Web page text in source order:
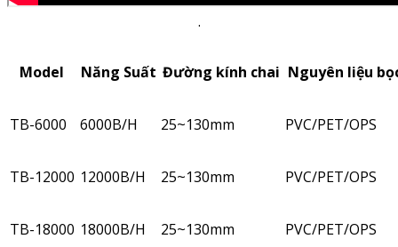
.
Model Năng Suất Đường kính chai Nguyên liệu
TB-6000 6000B/H 25~130mm PVC/PET/OPS
TB-12000 12000B/H 25~130mm PVC/PET/OPS
TB-18000 18000B/H 25~130mm PVC/PET/OPS